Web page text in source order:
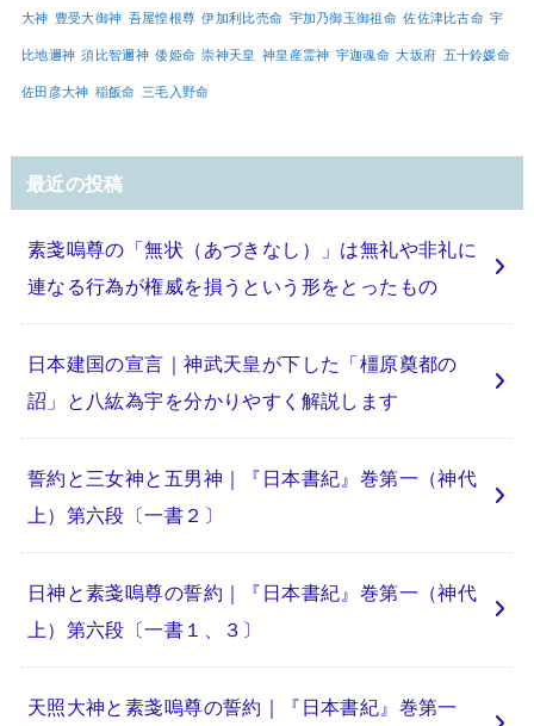
大神 豊受大御神 吾屋惶根尊 伊加利比売命 宇加乃御玉御祖命 佐佐津比古命 宇
比地邇神 須比智邇神 倭姫命 崇神天皇 神皇産霊神 宇迦魂命 大坂府 五十鈴媛命
佐田彦大神 稲飯命 三毛入野命
最近の投稿
素戔嗚尊の「無状（あづきなし）」は無礼や非礼に
連なる行為が権威を損うという形をとったもの
日本建国の宣言｜神武天皇が下した「橿原奠都の
詔」と八紘為宇を分かりやすく解説します
誓約と三女神と五男神｜『日本書紀』巻第一（神代
上）第六段〔一書２〕
日神と素戔嗚尊の誓約｜『日本書紀』巻第一（神代
上）第六段〔一書１、３〕
天照大神と素戔嗚尊の誓約｜『日本書紀』巻第一